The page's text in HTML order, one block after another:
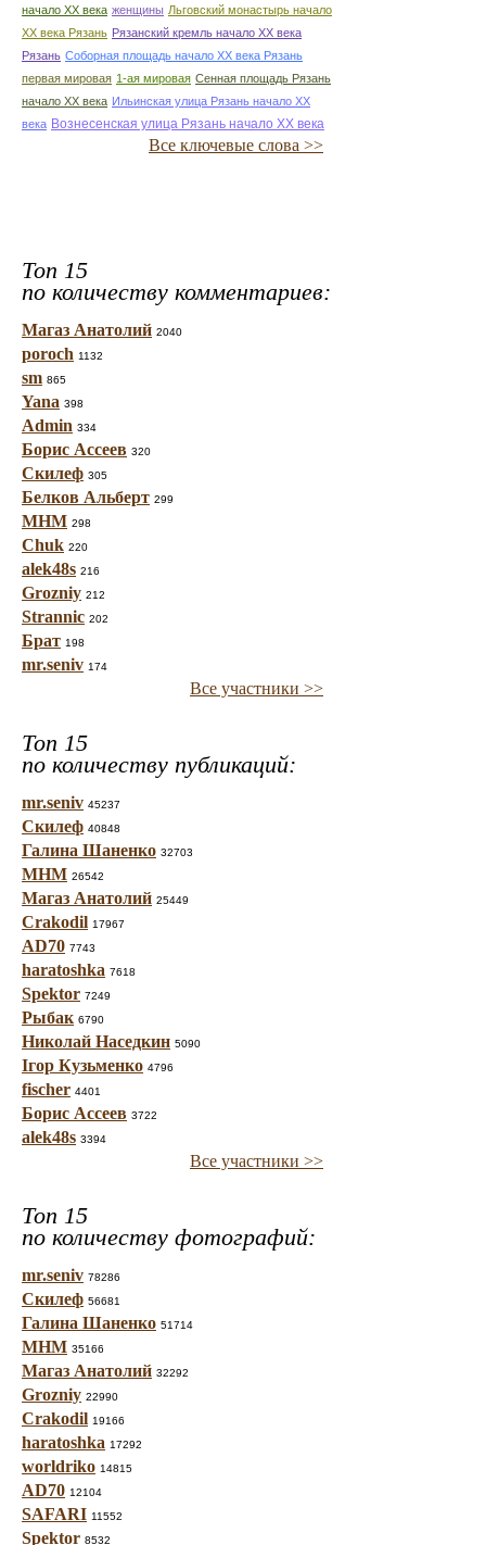
начало ХХ века женщины Льговский монастырь начало
ХХ века Рязань Рязанский кремль начало ХХ века
Рязань Соборная площадь начало ХХ века Рязань
первая мировая 1-ая мировая Сенная площадь Рязань
начало ХХ века Ильинская улица Рязань начало ХХ
века Вознесенская улица Рязань начало ХХ века
Все ключевые слова >>
Топ 15
по количеству комментариев:
Магаз Анатолий 2040
poroch 1132
sm 865
Yana 398
Admin 334
Борис Ассеев 320
Скилеф 305
Белков Альберт 299
МНМ 298
Chuk 220
alek48s 216
Grozniy 212
Strannic 202
Брат 198
mr.seniv 174
Все участники >>
Топ 15
по количеству публикаций:
mr.seniv 45237
Скилеф 40848
Галина Шаненко 32703
МНМ 26542
Магаз Анатолий 25449
Crakodil 17967
AD70 7743
haratoshka 7618
Spektor 7249
Рыбак 6790
Николай Наседкин 5090
Ігор Кузьменко 4796
fischer 4401
Борис Ассеев 3722
alek48s 3394
Все участники >>
Топ 15
по количеству фотографий:
mr.seniv 78286
Скилеф 56681
Галина Шаненко 51714
МНМ 35166
Магаз Анатолий 32292
Grozniy 22990
Crakodil 19166
haratoshka 17292
worldriko 14815
AD70 12104
SAFARI 11552
Spektor 8532